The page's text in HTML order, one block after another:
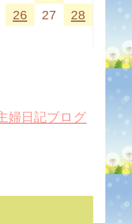
26 27
28